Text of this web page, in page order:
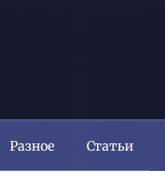
Разное Статьи